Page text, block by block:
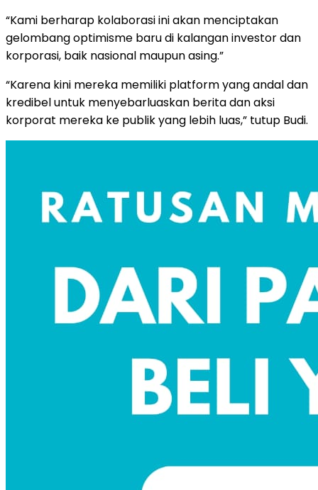
“Kami berharap kolaborasi ini akan menciptakan
gelombang optimisme baru di kalangan investor dan
korporasi, baik nasional maupun asing.”
“Karena kini mereka memiliki platform yang andal dan
kredibel untuk menyebarluaskan berita dan aksi
korporat mereka ke publik yang lebih luas,” tutup Budi.